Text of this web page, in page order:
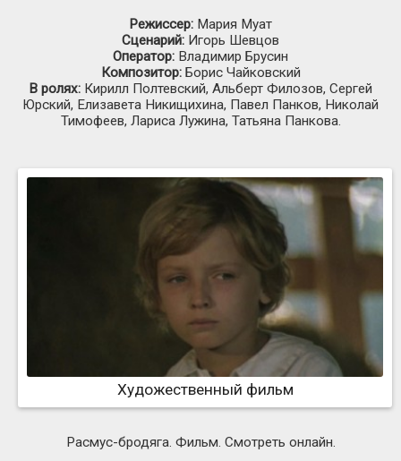
Режиссер: Мария Муат
Сценарий: Игорь Шевцов
Оператор: Владимир Брусин
Композитор:Борис Чайковский
В ролях: Кирилл Полтевский, Альберт Филозов, Сергей
Юрский, Елизавета Никищихина, Павел Панков, Николай
Тимофеев, Лариса Лужина, Татьяна Панкова.
Художественный фильм
Расмус-бродяга. Фильм. Смотреть онлайн.